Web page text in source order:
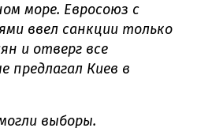
море. Евросоюз с
ввел санкции только
и отверг все
предлагал Киев в
выборы.